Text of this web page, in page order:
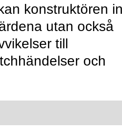
konstruktören
utan också
till
och